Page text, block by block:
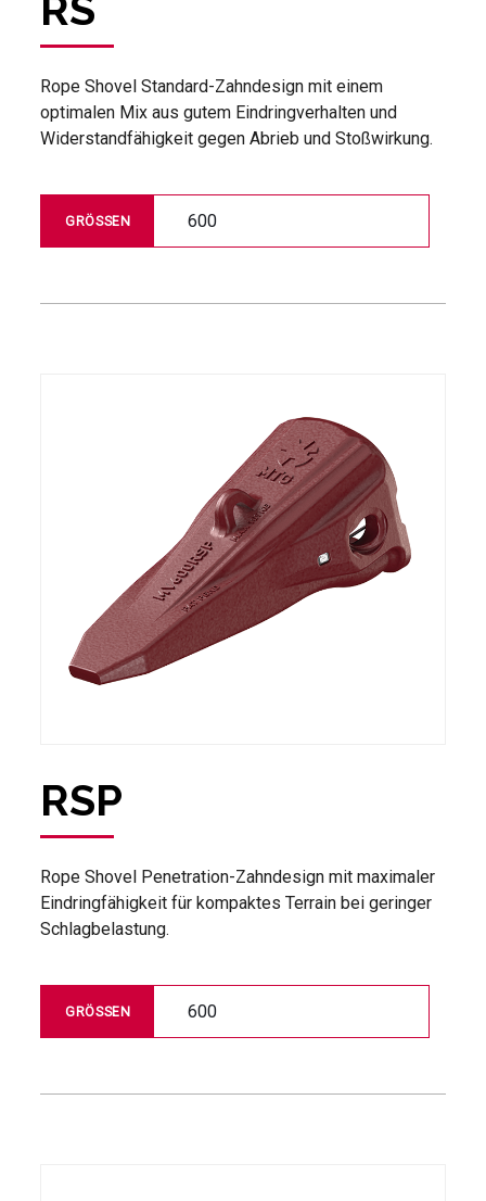
Rope Shovel Standard-Zahndesign mit einem
optimalen Mix aus gutem Eindringverhalten und
Widerstandfähigkeit gegen Abrieb und Stoßwirkung.
GRÖSSEN 600
RSP
Rope Shovel Penetration-Zahndesign mit maximaler
Eindringfähigkeit für kompaktes Terrain bei geringer
Schlagbelastung.
GRÖSSEN 600